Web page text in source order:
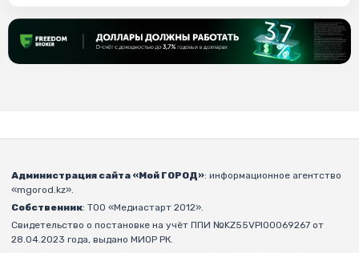
Администрация сайта «Мой ГОРОД»: информационное агентство
«mgorod.kz».
Собственник: ТОО «Медиастарт 2012».
Свидетельство о постановке на учёт ППИ №KZ55VPI00069267 от
28.04.2023 года, выдано МИОР РК.